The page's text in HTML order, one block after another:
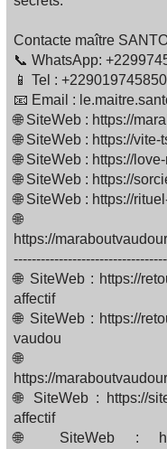
Contacte maître
📞 WhatsApp:
📱 Tel :
📧 Email :
🌐 SiteWeb : https://
🌐 SiteWeb : https://
🌐 SiteWeb : https://
🌐 SiteWeb : https://
🌐 SiteWeb : https://
🌐
https://
🌐 SiteWeb : https://
affectif
🌐 SiteWeb : https://
vaudou
🌐
https://
🌐 SiteWeb : https://
affectif
🌐 SiteWeb :